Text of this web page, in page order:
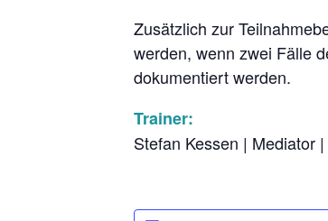
Zusätzlich zur
werden, wenn zwei Fälle
dokumentiert werden.
Trainer:
Stefan Kessen | Mediator |